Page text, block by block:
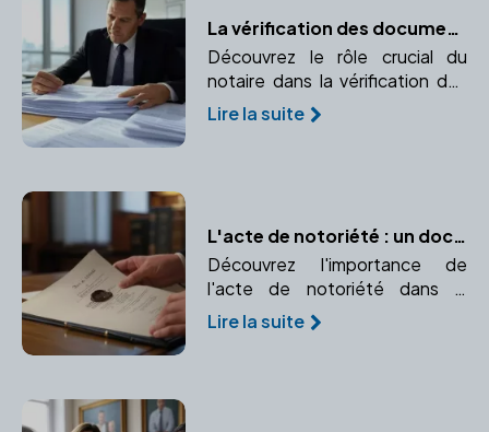
La vérification des documents immobiliers par le notaire
Découvrez le rôle crucial du
notaire dans la vérification des
documents immobiliers pour
garantir la conformité et la
Lire la suite
L'acte de notoriété : un document essentiel pour faire valoir vos droits d'héritier
Découvrez l'importance de
l'acte de notoriété dans la
succession et comment un
notaire peut vous aider à
Lire la suite